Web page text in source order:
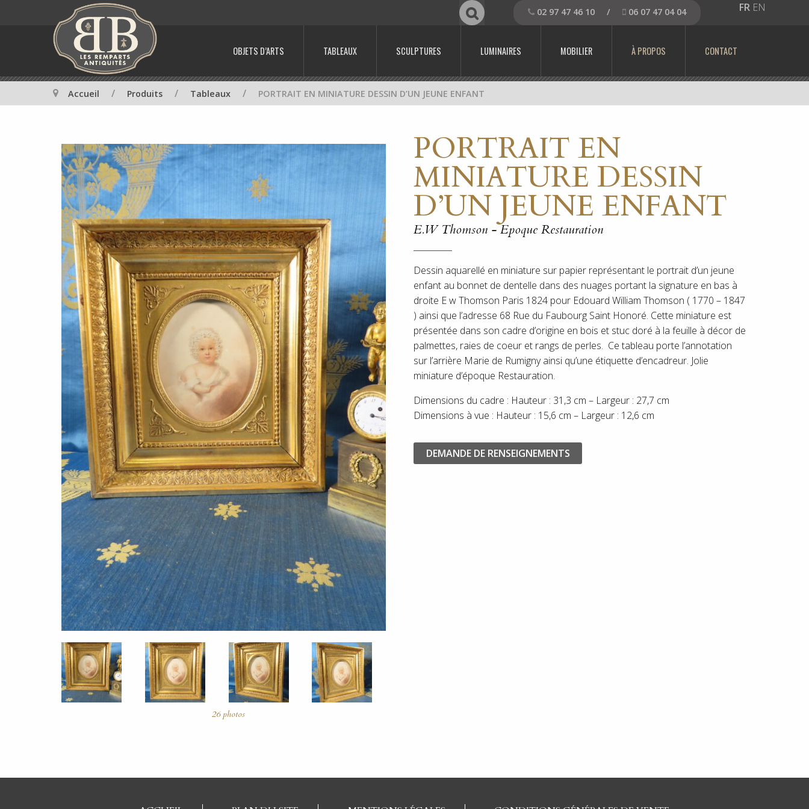
02 97 47 46 10 / 06 07 47 04 04 FR EN
OBJETS D’ARTS TABLEAUX SCULPTURES LUMINAIRES MOBILIER À PROPOS CONTACT
Accueil / Produits / Tableaux / PORTRAIT EN MINIATURE DESSIN D’UN JEUNE ENFANT
PORTRAIT EN
MINIATURE DESSIN
D’UN JEUNE ENFANT
E.W Thomson - Epoque Restauration
Dessin aquarellé en miniature sur papier représentant le portrait d’un jeune
enfant au bonnet de dentelle dans des nuages portant la signature en bas à
droite E w Thomson Paris 1824 pour Edouard William Thomson ( 1770 – 1847
) ainsi que l’adresse 68 Rue du Faubourg Saint Honoré. Cette miniature est
présentée dans son cadre d’origine en bois et stuc doré à la feuille à décor de
palmettes, raies de coeur et rangs de perles. Ce tableau porte l’annotation
sur l’arrière Marie de Rumigny ainsi qu’une étiquette d’encadreur. Jolie
miniature d’époque Restauration.
Dimensions du cadre : Hauteur : 31,3 cm – Largeur : 27,7 cm
Dimensions à vue : Hauteur : 15,6 cm – Largeur : 12,6 cm
DEMANDE DE RENSEIGNEMENTS